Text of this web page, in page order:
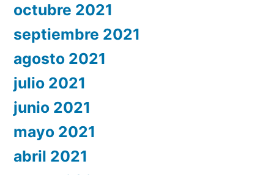
octubre 2021
septiembre 2021
agosto 2021
julio 2021
junio 2021
mayo 2021
abril 2021